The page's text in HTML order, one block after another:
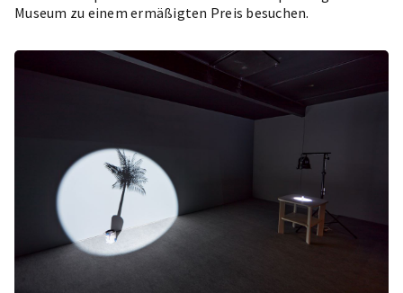
Museum zu einem ermäßigten Preis besuchen.